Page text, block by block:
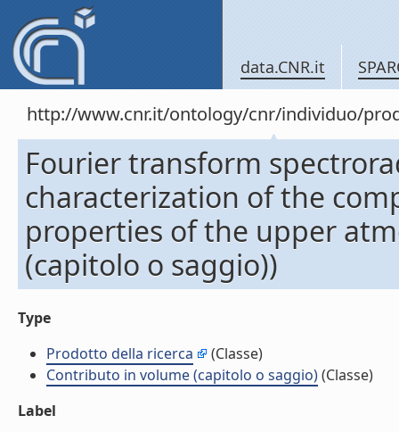
data.CNR.it
http://www.cnr.it/ontology/cnr/individuo/
Fourier transform
characterization of the
properties of the upper
(capitolo o saggio))
Type
Prodotto della ricerca
(Classe)
Contributo in volume (capitolo o saggio)(Classe)
Label